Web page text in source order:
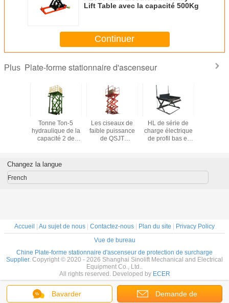
Lift Table avec la capacité 500Kg
Continuer
Plus Plate-forme stationnaire d'ascenseur
de
tir de
simple
seule à
Tonne Ton-5
hydraulique de la
capacité 2 de
de SJT
d'ascenseur
stationnaires
Les ciseaux de
faible puissance
de QSJT
capacité en
capacité de plate-
HL de série de
charge électrique
de profil bas et
élévatrice de
SJG de
Bavarder Demande de
Changez la langue
French
Accueil | Au sujet de nous | Contactez-nous | Plan du site | Privacy Policy
Vue de bureau
Chine Plate-forme stationnaire d'ascenseur de protection de surcharge
Supplier. Copyright © 2020 - 2026 Shanghai Sinolift Mechanical and Electrical
Equipment Co., Ltd..
All rights reserved. Developed by ECER